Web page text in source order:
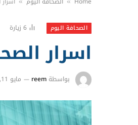
الصحافة اليوم 6 زيارة
اسرار الصحف
بواسطة reem مايو 11, 2026 6:05 ص